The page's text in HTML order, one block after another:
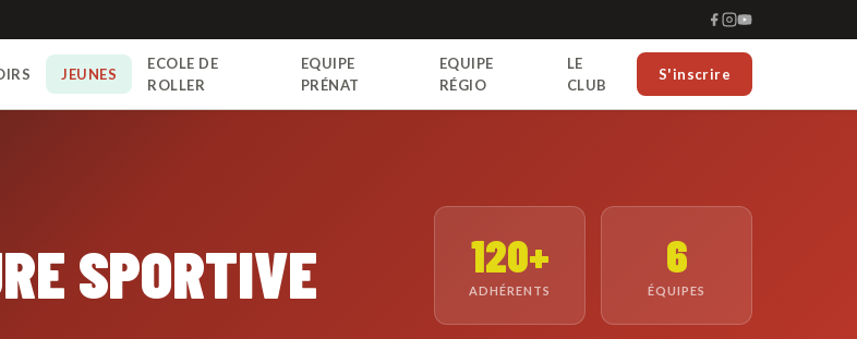
JEUNES
ECOLE DE
ROLLER
EQUIPE
PRÉNAT
EQUIPE
RÉGIO
LE
CLUB
S'inscrire
SPORTIVE 120+
ADHÉRENTS
6
ÉQUIPES